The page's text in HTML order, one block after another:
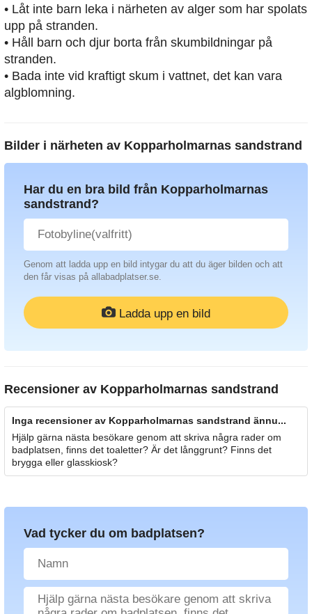
• Låt inte barn leka i närheten av alger som har spolats
upp på stranden.
• Håll barn och djur borta från skumbildningar på
stranden.
• Bada inte vid kraftigt skum i vattnet, det kan vara
algblomning.
Bilder i närheten av Kopparholmarnas sandstrand
Har du en bra bild från Kopparholmarnas
sandstrand?
Genom att ladda upp en bild intygar du att du äger bilden och att
den får visas på allabadplatser.se.
Ladda upp en bild
Recensioner av Kopparholmarnas sandstrand
Inga recensioner av Kopparholmarnas sandstrand ännu...
Hjälp gärna nästa besökare genom att skriva några rader om
badplatsen, finns det toaletter? Är det långgrunt? Finns det
brygga eller glasskiosk?
Vad tycker du om badplatsen?